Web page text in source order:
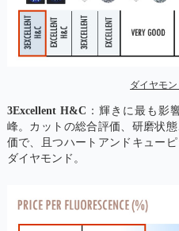
ダイヤモ
3Excellent H&C ：輝きに最も影
峰。カットの総合評価、研磨状
価で、且つハートアンドキュー
ダイヤモンド。